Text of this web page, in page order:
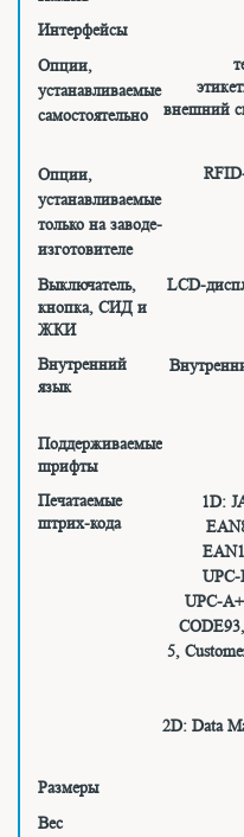
Интерфейсы
Опции,
устанавливаемые
самостоятельно
внешний
Опции,
устанавливаемые
только на заводе-
изготовителе
Выключатель,
кнопка, СИД и
ЖКИ
LCD-
Внутренний
язык
Поддерживаемые
шрифты
Печатаемые
штрих-кода
1D:
UPC-
5,
2D: Data
Размеры
Вес